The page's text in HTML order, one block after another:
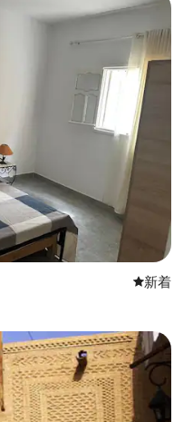
新しい宿
新着